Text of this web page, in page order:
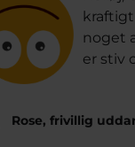
noget
er stiv
Rose, frivillig